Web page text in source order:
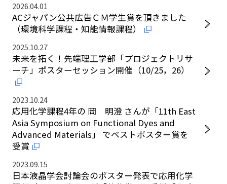
2026.04.01
ACジャパン公共広告ＣＭ学生賞を頂きました
（環境科学課程・知能情報課程）
2025.10.27
未来を拓く！先端理工学部「プロジェクトリサ
ーチ」ポスターセッション開催（10/25，26）
2023.10.24
応用化学課程4年の 岡 明澄 さんが「11th East
Asia Symposium on Functional Dyes and
Advanced Materials」 でベストポスター賞を
受賞
2023.09.15
日本液晶学会討論会のポスター発表で応用化学